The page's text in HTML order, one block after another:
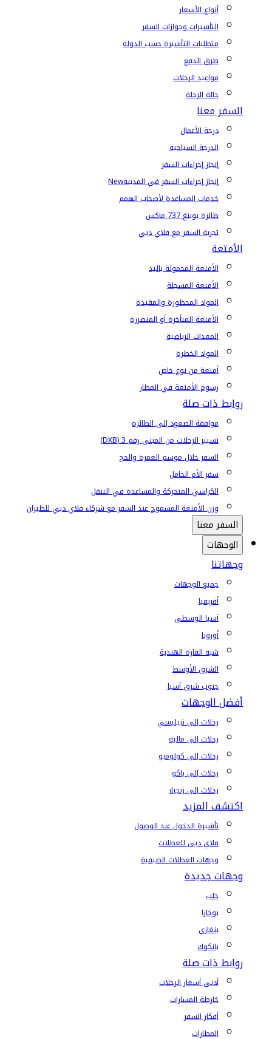
أنواع الأسعار
التأشيرات وجوازات السفر
متطلبات التأشيرة حسب الدولة
طرق الدفع
مواعيد الرحلات
حالة الرحلة
السفر معنا
درجة الأعمال
الدرجة السياحية
إنجاز إجراءات السفر
إنجاز إجراءات السفر في المدينةNew
خدمات المساعدة لأصحاب الهمم
طائرة بوينغ 737 ماكس
تجربة السفر مع فلاي دبي
الأمتعة
الأمتعة المحمولة باليد
الأمتعة المسجلة
المواد المحظورة والمقيدة
الأمتعة المتأخرة أو المتضررة
المعدات الرياضية
المواد الخطرة
أمتعة من نوع خاص
رسوم الأمتعة في المطار
روابط ذات صلة
موافقة الصعود إلى الطائرة
تسيير الرحلات من المبنى رقم 3 (DXB)
السفر خلال موسم العمرة والحج
سفر الأم الحامل
الكراسي المتحركة والمساعدة في التنقل
وزن الأمتعة المسموح عند السفر مع شركاء فلاي دبي للطيران
السفر معنا
الوجهات
وجهاتنا
جميع الوجهات
أفريقيا
آسيا الوسطى
أوروبا
شبه القارة الهندية
الشرق الأوسط
جنوب شرق آسيا
أفضل الوجهات
رحلات إلى تبيليسي
رحلات إلى ماليه
رحلات إلى كولومبو
رحلات إلى باكو
رحلات إلى زنجبار
اكتشف المزيد
تأشيرة الدخول عند الوصول
فلاي دبي للعطلات
وجهات العطلات الصيفية
وجهات جديدة
حلب
بوخارا
بنغازي
بانكوك
روابط ذات صلة
أدنى أسعار الرحلات
خارطة المسارات
أفكار السفر
المطارات